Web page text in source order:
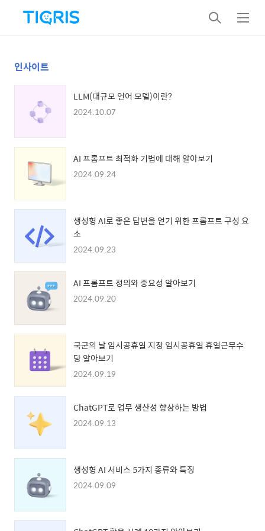
검
색
메
뉴
인사이트
LLM(대규모 언어 모델)이란?
2024.10.07
AI 프롬프트 최적화 기법에 대해 알아보기
2024.09.24
생성형 AI로 좋은 답변을 얻기 위한 프롬프트 구성 요
소
2024.09.23
AI 프롬프트 정의와 중요성 알아보기
2024.09.20
국군의 날 임시공휴일 지정 임시공휴일 휴일근무수
당 알아보기
2024.09.19
ChatGPT로 업무 생산성 향상하는 방법
2024.09.13
생성형 AI 서비스 5가지 종류와 특징
2024.09.09